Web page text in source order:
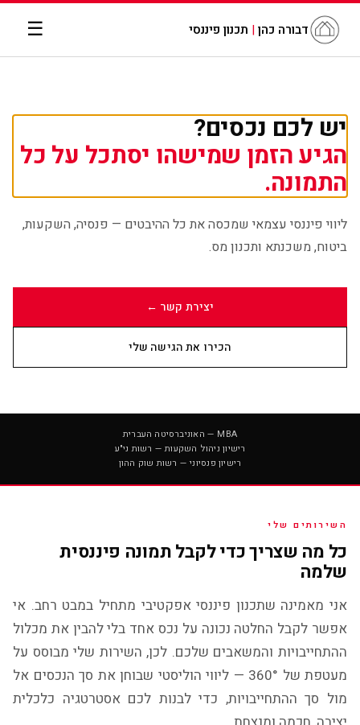
דבורה כהן| תכנון פיננסי ☰
יש לכם נכסים?
הגיע הזמן שמישהו יסתכל על כל
התמונה.
ליווי פיננסי עצמאי שמכסה את כל ההיבטים — פנסיה, השקעות,
ביטוח, משכנתא ותכנון מס.
יצירת קשר ←
הכירו את הגישה שלי
MBA — האוניברסיטה העברית
רישיון ניהול השקעות — רשות ני"ע
רישיון פנסיוני — רשות שוק ההון
השירותים שלי
כל מה שצריך כדי לקבל תמונה פיננסית
שלמה
אני מאמינה שתכנון פיננסי אפקטיבי מתחיל במבט רחב. אי
אפשר לקבל החלטה נכונה על נכס אחד בלי להבין את מכלול
ההתחייבויות והמשאבים שלכם. לכן, השירות שלי מבוסס על
מעטפת של 360° — ליווי הוליסטי שבוחן את סך הנכסים אל
מול סך ההתחייבויות, כדי לבנות לכם אסטרטגיה כלכלית